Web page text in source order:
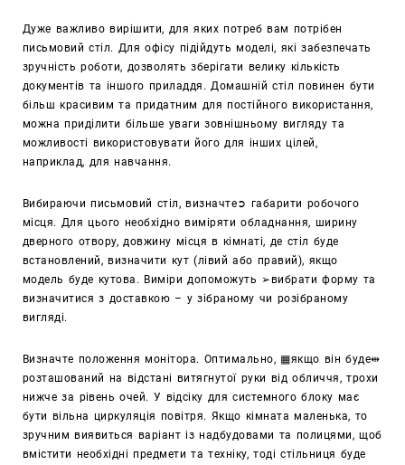
Дуже важливо вирішити, для яких потреб вам потрібен
письмовий стіл. Для офісу підійдуть моделі, які забезпечать
зручність роботи, дозволять зберігати велику кількість
документів та іншого приладдя. Домашній стіл повинен бути
більш красивим та придатним для постійного використання,
можна приділити більше уваги зовнішньому вигляду та
можливості використовувати його для інших цілей,
наприклад, для навчання.
Вибираючи письмовий стіл, визначте➲ габарити робочого
місця. Для цього необхідно виміряти обладнання, ширину
дверного отвору, довжину місця в кімнаті, де стіл буде
встановлений, визначити кут (лівий або правий), якщо
модель буде кутова. Виміри допоможуть ➢вибрати форму та
визначитися з доставкою – у зібраному чи розібраному
вигляді.
Визначте положення монітора. Оптимально, ▦якщо він буде⇹
розташований на відстані витягнутої руки від обличчя, трохи
нижче за рівень очей. У відсіку для системного блоку має
бути вільна циркуляція повітря. Якщо кімната маленька, то
зручним виявиться варіант із надбудовами та полицями, щоб
вмістити необхідні предмети та техніку, тоді стільниця буде